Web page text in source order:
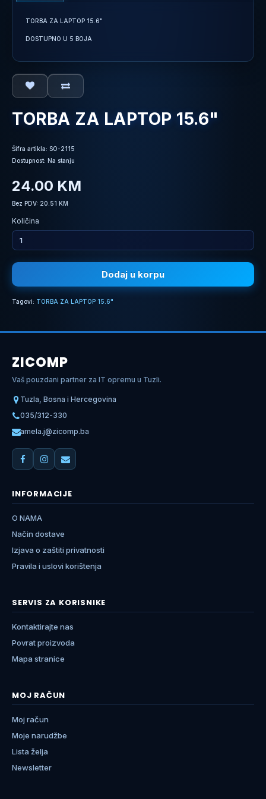
TORBA ZA LAPTOP 15.6"
DOSTUPNO U 5 BOJA
TORBA ZA LAPTOP 15.6"
Šifra artikla: SO-2115
Dostupnost: Na stanju
24.00 KM
Bez PDV: 20.51 KM
Količina
Dodaj u korpu
Tagovi: TORBA ZA LAPTOP 15.6"
ZICOMP
Vaš pouzdani partner za IT opremu u Tuzli.
Tuzla, Bosna i Hercegovina
035/312-330
amela.j@zicomp.ba
INFORMACIJE
O NAMA
Način dostave
Izjava o zaštiti privatnosti
Pravila i uslovi korištenja
SERVIS ZA KORISNIKE
Kontaktirajte nas
Povrat proizvoda
Mapa stranice
MOJ RAČUN
Moj račun
Moje narudžbe
Lista želja
Newsletter